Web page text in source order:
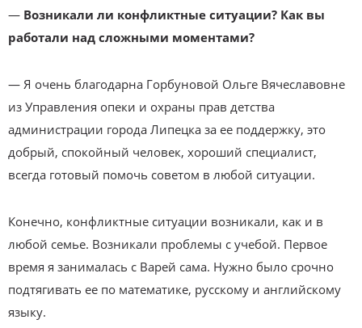
— Возникали ли конфликтные ситуации? Как вы
работали над сложными моментами?
— Я очень благодарна Горбуновой Ольге Вячеславовне
из Управления опеки и охраны прав детства
администрации города Липецка за ее поддержку, это
добрый, спокойный человек, хороший специалист,
всегда готовый помочь советом в любой ситуации.
Конечно, конфликтные ситуации возникали, как и в
любой семье. Возникали проблемы с учебой. Первое
время я занималась с Варей сама. Нужно было срочно
подтягивать ее по математике, русскому и английскому
языку.